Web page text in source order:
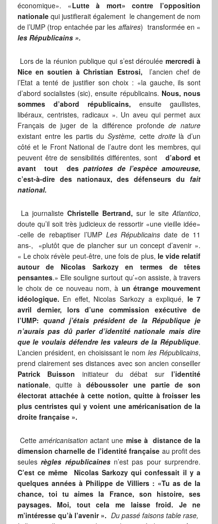
économique». «Lutte à mort» contre l’opposition
nationalequi justifierait également le changement de nom
de l’UMP (trop entachée par les affaires) transformée en «
les Républicains ».
Lors de la réunion publique qui s’est dérouléemercredi à
Nice en soutien à Christian Estrosi, l’ancien chef de
l’Etat a tenté de justifier son choix : «la gauche, ils sont
d’abord socialistes (sic), ensuite républicains. Nous, nous
sommes d’abord républicains, ensuite gaullistes,
libéraux, centristes, radicaux ». Un aveu qui permet aux
Français de juger de la différence profondede nature
existant entre les partis du Système, cette droitelà d’un
côté et le Front National de l’autre dont les membres, qui
peuvent être de sensibilités différentes, sontd’abord et
avant tout des patriotes de l’espèce amoureuse,
c’est-à-dire des nationaux, des défenseurs dufait
national.
La journaliste Christelle Bertrand, sur le siteAtlantico,
doute qu’il soit très judicieux de ressortir «une vieille idée»
-celle de rebaptiser l’UMP Les Républicains date de 11
ans-, «plutôt que de plancher sur un concept d’avenir ».
« Le choix révèle peut-être, une fois de plus, le vide relatif
autour de Nicolas Sarkozy en termes de têtes
pensantes.» Elle souligne surtout qu’«on assiste, à travers
le choix de ce nouveau nom, à un étrange mouvement
idéologique. En effet, Nicolas Sarkozy a expliqué, le 7
avril dernier, lors d’une commission exécutive de
l’UMP: quand j’étais président de la République je
n’aurais pas dû parler d’identité nationale mais dire
que le voulais défendre les valeurs de la République.
L’ancien président, en choisissant le nomles Républicains,
prend clairement ses distances avec son ancien conseiller
Patrick Buisson initiateur du débat surl’identité
nationale, quitte àdéboussoler une partie de son
électorat attachée à cette notion, quitte à froisser les
plus centristes qui y voient une américanisation de la
droite française ».
Cetteaméricanisation actant une mise à distance de la
dimension charnelle de l’identité française au profit des
seulesrègles républicainesn’est pas pour surprendre.
C’est ce même Nicolas Sarkozy qui confessait il y a
quelques années à Philippe de Villiers : «Tu as de la
chance, toi tu aimes la France, son histoire, ses
paysages. Moi, tout cela me laisse froid. Je ne
m’intéresse qu’à l’avenir ». Du passé faisons table rase,